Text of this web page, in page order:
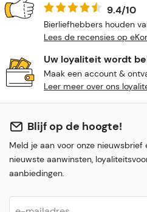
9.4/10
Bierliefhebbers houden
Lees de recensies op
Uw loyaliteit wordt
Maak een account &
Leer meer over ons
Blijf op de hoogte!
Meld je aan voor onze
nieuwste aanwinsten,
aanbiedingen.